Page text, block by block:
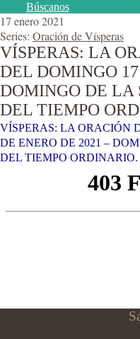
Búscanos
17 enero 2021
Series: Oración de Vísperas
VÍSPERAS: LA
DEL DOMINGO
DOMINGO DE LA
DEL TIEMPO
VÍSPERAS: LA ORACIÓN
DE ENERO DE 2021 –
DEL TIEMPO ORDINARIO.